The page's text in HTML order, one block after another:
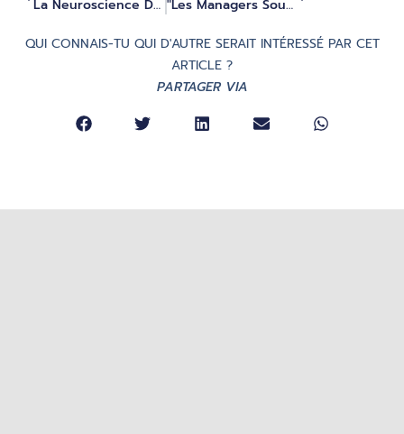
La Neuroscience Du Travail Respiratoire Et De La Transformation Personnelle - Dr. Martha Havenith & Dr. Abdel Nemri
"Les Managers Sous Champignons Magiques" : Le Journal Suisse NZZ Parle Du Travail De Evolute Institute Et De La Montée Du Leadership Psychédélique.
QUI CONNAIS-TU QUI D'AUTRE SERAIT INTÉRESSÉ PAR CET
ARTICLE ?
PARTAGER VIA